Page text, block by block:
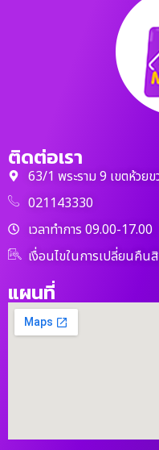
ติดต่อเรา
63/1 พระราม 9 เขตห้วย
021143330
เวลาทำการ 09.00-17.00
เงื่อนไขในการเปลี่ยนคืน
แผนที่